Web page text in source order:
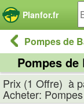
Planfor.fr
Pompes de
Pompes
Prix (1 Offre) à
Acheter:
Panneau de gestion